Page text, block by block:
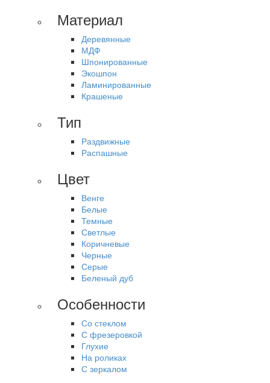
Материал
Деревянные
МДФ
Шпонированные
Экошпон
Ламинированные
Крашеные
Тип
Раздвижные
Распашные
Цвет
Венге
Белые
Темные
Светлые
Коричневые
Черные
Серые
Беленый дуб
Особенности
Со стеклом
С фрезеровкой
Глухие
На роликах
С зеркалом